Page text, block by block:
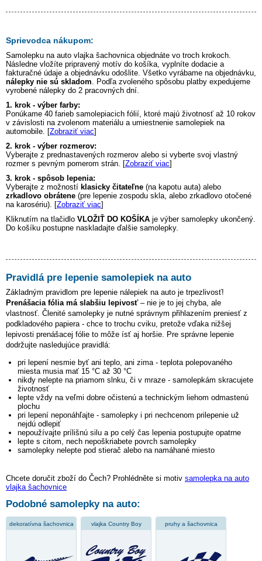
Sprievodca nákupom:
Samolepku na auto vlajka šachovnica objednáte vo troch krokoch.
Následne vložíte pripravený motív do košíka, vyplníte dodacie a
fakturačné údaje a objednávku odošlite. Všetko vyrábame na objednávku,
nálepky nie sú skladom . Podľa zvoleného spôsobu platby expedujeme
vyrobené nálepky do 2 pracovných dní.
1. krok - výber farby:
Ponúkame 40 farieb samolepiacich fólií, ktoré majú životnosť až 10 rokov
v závislosti na zvolenom materiálu a umiestnenie samolepiek na
automobile. [Zobraziť viac]
2. krok - výber rozmerov:
Vyberajte z prednastavených rozmerov alebo si vyberte svoj vlastný
rozmer s pevným pomerom strán. [Zobraziť viac]
3. krok - spôsob lepenia:
Vyberajte z možností klasicky čitateľne (na kapotu auta) alebo
zrkadlovo obrátene (pre lepenie zospodu skla, alebo zrkadlovo otočené
na karosériu). [Zobraziť viac]
Kliknutím na tlačidlo VLOŽIŤ DO KOŠÍKA je výber samolepky ukončený.
Do košíku postupne naskladajte ďalšie samolepky.
Pravidlá pre lepenie samolepiek na auto
Základným pravidlom pre lepenie nálepiek na auto je trpezlivosť!
Prenášacia fólia má slabšiu lepivosť– nie je to jej chyba, ale
vlastnosť. Členité samolepky je nutné správnym přihlazením preniesť z
podkladového papiera - chce to trochu cviku, pretože vďaka nižšej
lepivosti prenášacej fólie to môže ísť aj horšie. Pre správne lepenie
dodržujte nasledujúce pravidlá:
pri lepení nesmie byť ani teplo, ani zima - teplota polepovaného
miesta musia mať 15 °C až 30 °C
nikdy nelepte na priamom slnku, či v mraze - samolepkám skracujete
životnosť
lepte vždy na veľmi dobre očistenú a technickým liehom odmastenú
plochu
pri lepení neponáhľajte - samolepky i pri nechcenom prilepenie už
nejdú odlepiť
nepoužívajte prílišnú silu a po celý čas lepenia postupujte opatrne
lepte s citom, nech nepoškriabete povrch samolepky
samolepky nelepte pod stierač alebo na namáhané miesto
Chcete doručit zboží do Čech? Prohlédněte si motiv samolepka na auto
vlajka šachovnice
Podobné samolepky na auto:
dekoratívna šachovnica vlajka Country Boy pruhy a šachovnica